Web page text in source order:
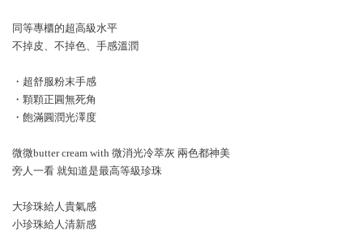
同等專櫃的超高級水平
不掉皮、不掉色、手感溫潤
・超舒服粉末手感
・顆顆正圓無死角
・飽滿圓潤光澤度
微微butter cream with 微消光冷萃灰 兩色都神美
旁人一看 就知道是最高等級珍珠
大珍珠給人貴氣感
小珍珠給人清新感